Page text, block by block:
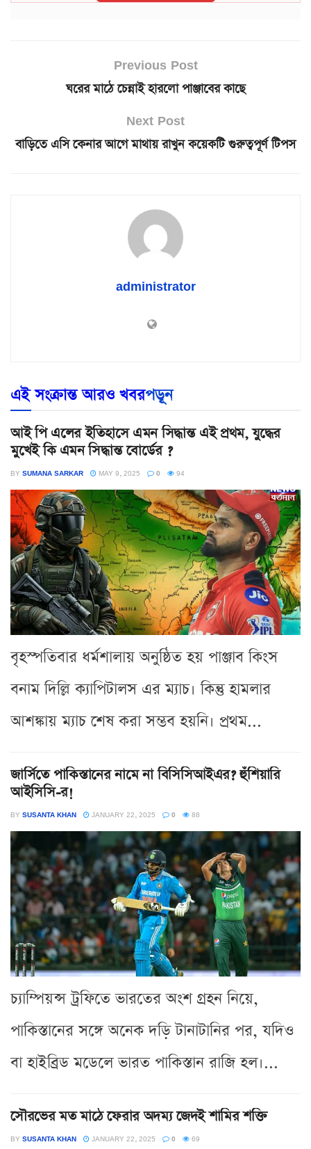
Previous Post
ঘরের মাঠে চেন্নাই হারলো পাঞ্জাবের কাছে
Next Post
বাড়িতে এসি কেনার আগে মাথায় রাখুন কয়েকটি গুরুত্বপূর্ণ টিপস
administrator
এই সংক্রান্ত আরও খবরপড়ূন
আই পি এলের ইতিহাসে এমন সিদ্ধান্ত এই প্রথম, যুদ্ধের
মুখেই কি এমন সিদ্ধান্ত বোর্ডের ?
BY SUMANA SARKAR MAY 9, 2025 0 94
বৃহস্পতিবার ধর্মশালায় অনুষ্ঠিত হয় পাঞ্জাব কিংস
বনাম দিল্লি ক্যাপিটালস এর ম্যাচ। কিন্তু হামলার
আশঙ্কায় ম্যাচ শেষ করা সম্ভব হয়নি। প্রথম...
জার্সিতে পাকিস্তানের নামে না বিসিসিআইএর? হুঁশিয়ারি
আইসিসি-র!
BY SUSANTA KHAN JANUARY 22, 2025 0 88
চ্যাম্পিয়ন্স ট্রফিতে ভারতের অংশ গ্রহন নিয়ে,
পাকিস্তানের সঙ্গে অনেক দড়ি টানাটানির পর, যদিও
বা হাইব্রিড মডেলে ভারত পাকিস্তান রাজি হল।...
সৌরভের মত মাঠে ফেরার অদম্য জেদই শামির শক্তি
BY SUSANTA KHAN JANUARY 22, 2025 0 69